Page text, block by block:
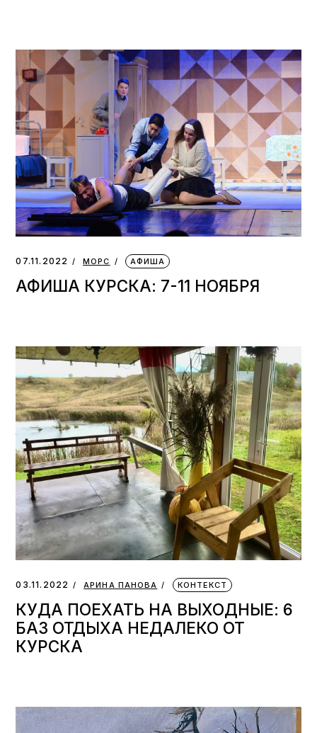
07.11.2022 МОРС АФИША
АФИША КУРСКА: 7-11 НОЯБРЯ
03.11.2022 АРИНА ПАНОВА КОНТЕКСТ
КУДА ПОЕХАТЬ НА ВЫХОДНЫЕ: 6
БАЗ ОТДЫХА НЕДАЛЕКО ОТ
КУРСКА